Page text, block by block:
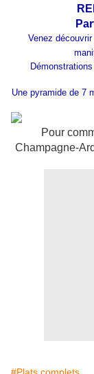
Venez
Une pyramide de 7
Pour
Champagne-